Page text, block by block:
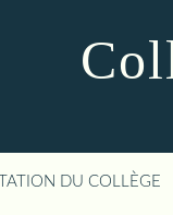
DU COLLÈGE